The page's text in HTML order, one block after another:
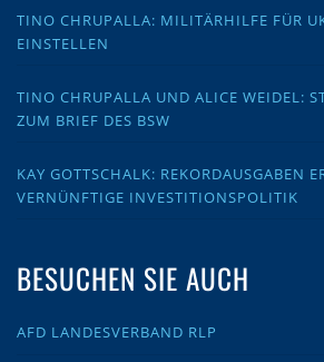
TINO CHRUPALLA: MILITÄRHILFE FÜR
EINSTELLEN
TINO CHRUPALLA UND ALICE WEIDEL:
ZUM BRIEF DES BSW
KAY GOTTSCHALK: REKORDAUSGABEN
VERNÜNFTIGE INVESTITIONSPOLITIK
BESUCHEN SIE AUCH
AFD LANDESVERBAND RLP